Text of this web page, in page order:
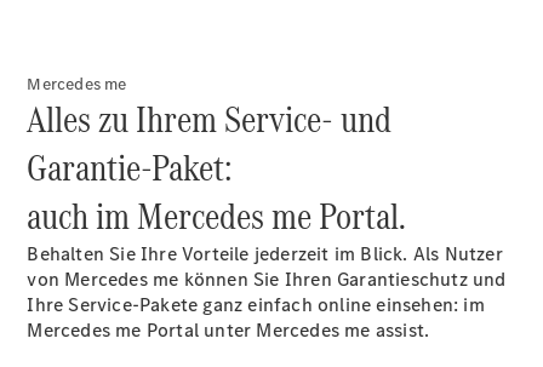
Mercedes me
Alles zu Ihrem Service- und
Garantie-Paket:
auch im Mercedes me Portal.
Behalten Sie Ihre Vorteile jederzeit im Blick. Als Nutzer
von Mercedes me können Sie Ihren Garantieschutz und
Ihre Service-Pakete ganz einfach online einsehen: im
Mercedes me Portal unter Mercedes me assist.